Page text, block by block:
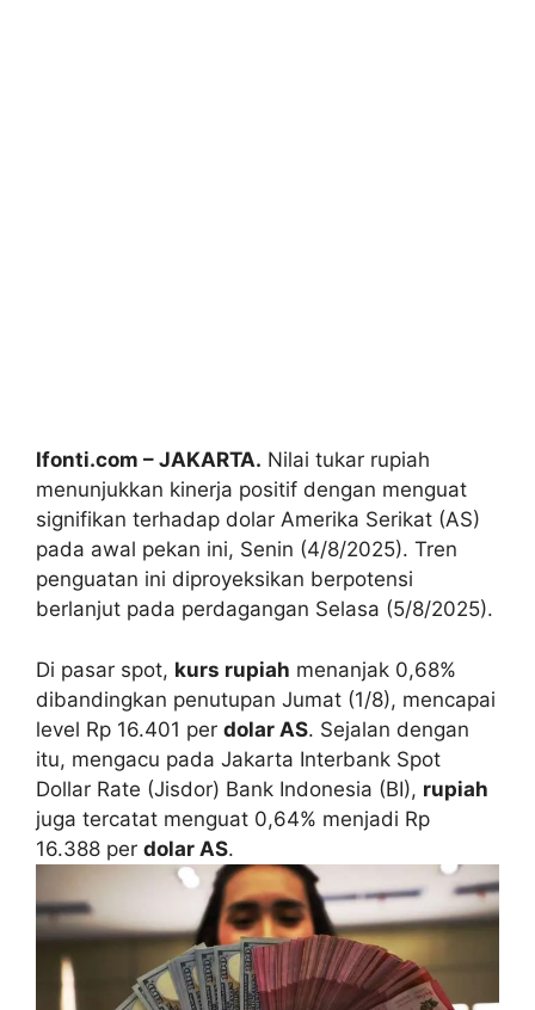
Ifonti.com – JAKARTA. Nilai tukar rupiah
menunjukkan kinerja positif dengan menguat
signifikan terhadap dolar Amerika Serikat (AS)
pada awal pekan ini, Senin (4/8/2025). Tren
penguatan ini diproyeksikan berpotensi
berlanjut pada perdagangan Selasa (5/8/2025).
Di pasar spot, kurs rupiah menanjak 0,68%
dibandingkan penutupan Jumat (1/8), mencapai
level Rp 16.401 per dolar AS. Sejalan dengan
itu, mengacu pada Jakarta Interbank Spot
Dollar Rate (Jisdor) Bank Indonesia (BI), rupiah
juga tercatat menguat 0,64% menjadi Rp
16.388 per dolar AS.